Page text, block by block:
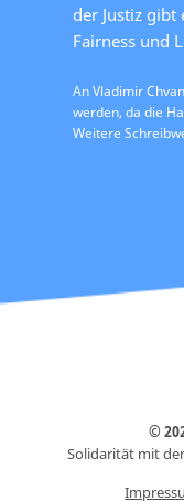
der Justiz gibt
Fairness und
An Vladimir
werden, da die
Weitere
©
Solidarität mit